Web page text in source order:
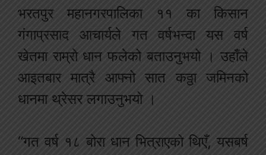
भरतपुर महानगरपालिका ११ का किसान
गंगाप्रसाद आचार्यले गत वर्षभन्दा यस वर्ष
खेतमा राम्रो धान फलेको बताउनुभयो । उहाँले
आइतबार मात्रै आफ्नो सात कठ्ठा जमिनको
धानमा थ्रेसर लगाउनुभयो ।
“गत वर्ष १८ बोरा धान भित्राएको थिएँ, यसबर्ष